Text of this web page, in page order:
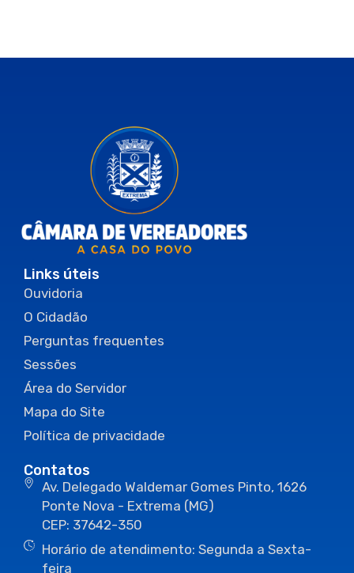
Links úteis
Ouvidoria
O Cidadão
Perguntas frequentes
Sessões
Área do Servidor
Mapa do Site
Política de privacidade
Contatos
Av. Delegado Waldemar Gomes Pinto, 1626
Ponte Nova - Extrema (MG)
CEP: 37642-350
Horário de atendimento: Segunda a Sexta-
feira